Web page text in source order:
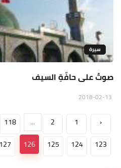
سيرة
صوتٌ على حافّةِ السيف
‹
1
2
...
118
123
124
125
126
127